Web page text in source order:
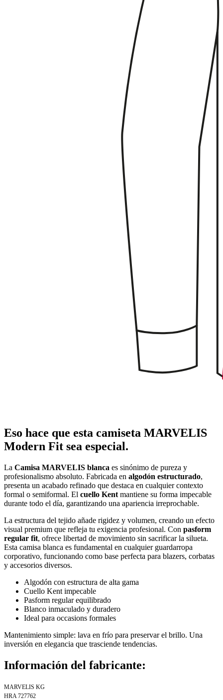
Eso hace que esta camiseta MARVELIS
Modern Fit sea especial.
La Camisa MARVELIS blanca es sinónimo de pureza y
profesionalismo absoluto. Fabricada en algodón estructurado,
presenta un acabado refinado que destaca en cualquier contexto
formal o semiformal. El cuello Kent mantiene su forma impecable
durante todo el día, garantizando una apariencia irreprochable.
La estructura del tejido añade rigidez y volumen, creando un efecto
visual premium que refleja tu exigencia profesional. Con pasform
regular fit, ofrece libertad de movimiento sin sacrificar la silueta.
Esta camisa blanca es fundamental en cualquier guardarropa
corporativo, funcionando como base perfecta para blazers, corbatas
y accesorios diversos.
Algodón con estructura de alta gama
Cuello Kent impecable
Pasform regular equilibrado
Blanco inmaculado y duradero
Ideal para occasions formales
Mantenimiento simple: lava en frío para preservar el brillo. Una
inversión en elegancia que trasciende tendencias.
Información del fabricante:
MARVELIS KG
HRA 727762